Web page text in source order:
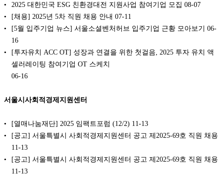
2025 대한민국 ESG 친환경대전 지원사업 참여기업 모집 08-07
[채용] 2025년 5차 직원 채용 안내 07-11
[5월 입주기업 뉴스] 서울소셜벤처허브 입주기업 근황 모아보기 06-
16
[투자유치 ACC OT] 성장과 연결을 위한 첫걸음, 2025 투자 유치 액
셀러레이팅 참여기업 OT 스케치
06-16
서울시사회적경제지원센터
[열매나눔재단] 2025 임팩트포럼 (12/2) 11-13
[공고] 서울특별시 사회적경제지원센터 공고 제2025-69호 직원 채용
11-13
[공고] 서울특별시 사회적경제지원센터 공고 제2025-69호 직원 채용
11-13